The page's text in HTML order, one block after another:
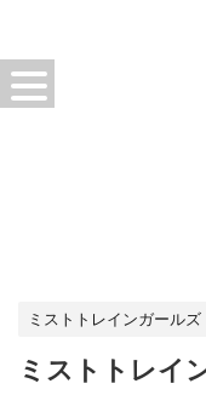
ミストトレインガールズ
ミストトレイ